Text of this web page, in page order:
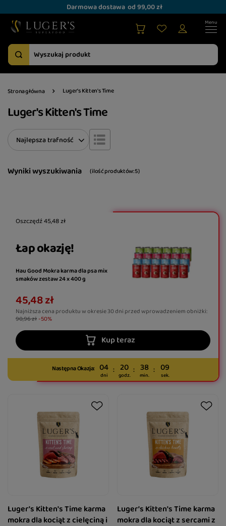
Darmowa dostawa od 99,00 zł
Strona główna Luger's Kitten's Time
Luger's Kitten's Time
Wyniki wyszukiwania ( ilość produktów:5)
Zmień sortowanie
Najlepsza trafność
Luger’s Kitten's Time karma
mokra dla kociąt z cielęciną i
Luger’s Kitten's Time karma
mokra dla kociąt z sercami z
Oszczędź45,48 zł
Łap okazję!
Hau Good Mokra karma dla psa mix
smaków zestaw 24 x 400 g
45,48 zł
Najniższa cena produktu w okresie 30 dni przed wprowadzeniem obniżki:
90,96 zł -50%
Kup teraz
Następna Okazja:
dni
04
godz.
20
min.
38
sek.
08